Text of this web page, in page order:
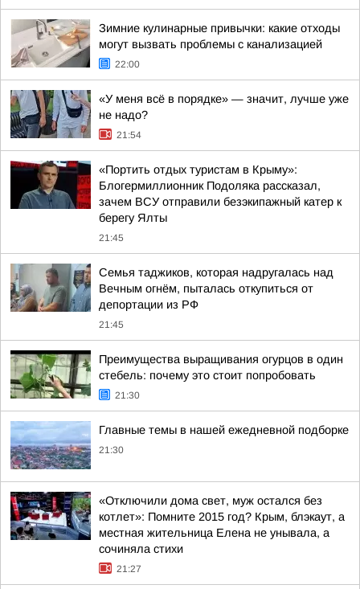
Зимние кулинарные привычки: какие отходы
могут вызвать проблемы с канализацией
22:00
«У меня всё в порядке» — значит, лучше уже
не надо?
21:54
«Портить отдых туристам в Крыму»:
Блогермиллионник Подоляка рассказал,
зачем ВСУ отправили безэкипажный катер к
берегу Ялты
21:45
Семья таджиков, которая надругалась над
Вечным огнём, пыталась откупиться от
депортации из РФ
21:45
Преимущества выращивания огурцов в один
стебель: почему это стоит попробовать
21:30
Главные темы в нашей ежедневной подборке
21:30
«Отключили дома свет, муж остался без
котлет»: Помните 2015 год? Крым, блэкаут, а
местная жительница Елена не унывала, а
сочиняла стихи
21:27